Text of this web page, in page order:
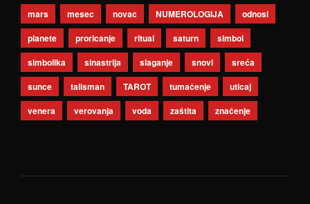
mars
mesec novac NUMEROLOGIJA
odnosi
planete
proricanje ritual saturn
simbol
simbolika
sinastrija slaganje snovi
sreća
sunce
talisman TAROT tumačenje
uticaj
venera
verovanja voda zaštita značenje